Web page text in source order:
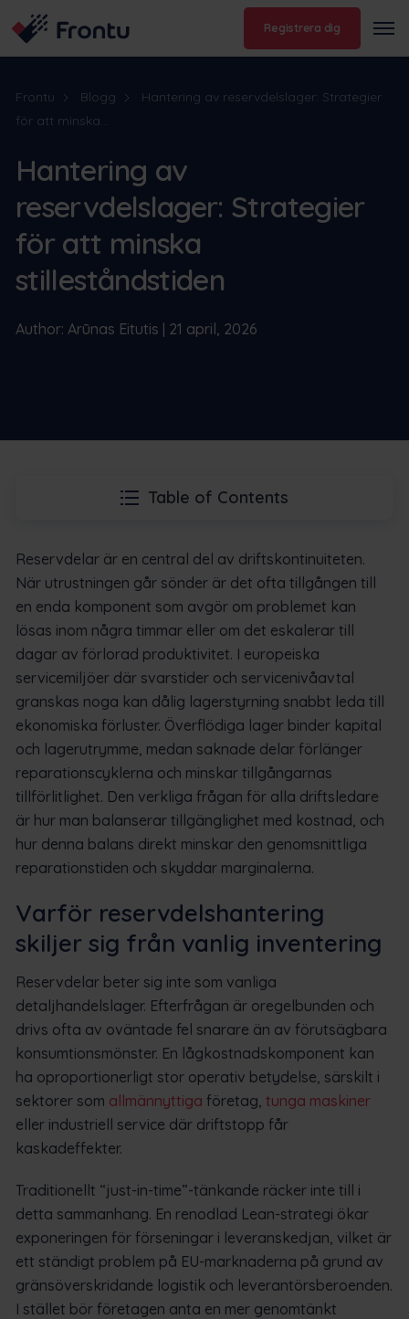
Registrera dig
Frontu Blogg
Hantering av reservdelslager: Strategier
för att minska...
Hantering av
reservdelslager: Strategier
för att minska
stilleståndstiden
Author: Arūnas Eitutis | 21 april, 2026
Table of Contents
Reservdelar är en central del av driftskontinuiteten.
När utrustningen går sönder är det ofta tillgången till
en enda komponent som avgör om problemet kan
lösas inom några timmar eller om det eskalerar till
dagar av förlorad produktivitet. I europeiska
servicemiljöer där svarstider och servicenivåavtal
granskas noga kan dålig lagerstyrning snabbt leda till
ekonomiska förluster. Överflödiga lager binder kapital
och lagerutrymme, medan saknade delar förlänger
reparationscyklerna och minskar tillgångarnas
tillförlitlighet. Den verkliga frågan för alla driftsledare
är hur man balanserar tillgänglighet med kostnad, och
hur denna balans direkt minskar den genomsnittliga
reparationstiden och skyddar marginalerna.
Varför reservdelshantering
skiljer sig från vanlig inventering
Reservdelar beter sig inte som vanliga
detaljhandelslager. Efterfrågan är oregelbunden och
drivs ofta av oväntade fel snarare än av förutsägbara
konsumtionsmönster. En lågkostnadskomponent kan
ha oproportionerligt stor operativ betydelse, särskilt i
sektorer som allmännyttiga företag, tunga maskiner
eller industriell service där driftstopp får
kaskadeffekter.
Traditionellt “just-in-time”-tänkande räcker inte till i
detta sammanhang. En renodlad Lean-strategi ökar
exponeringen för förseningar i leveranskedjan, vilket är
ett ständigt problem på EU-marknaderna på grund av
gränsöverskridande logistik och leverantörsberoenden.
I stället bör företagen anta en mer genomtänkt